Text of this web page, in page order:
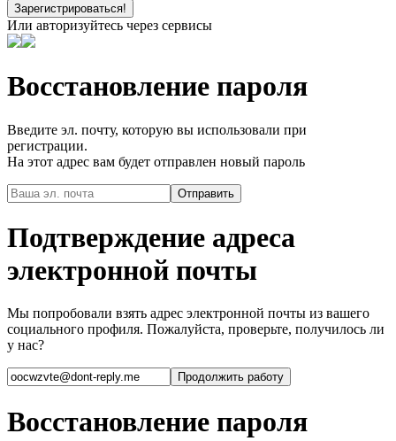
Зарегистрироваться!
Или авторизуйтесь через сервисы
Восстановление пароля
Введите эл. почту, которую вы использовали при
регистрации.
На этот адрес вам будет отправлен новый пароль
Подтверждение адреса
электронной почты
Мы попробовали взять адрес электронной почты из вашего
социального профиля. Пожалуйста, проверьте, получилось ли
у нас?
Восстановление пароля